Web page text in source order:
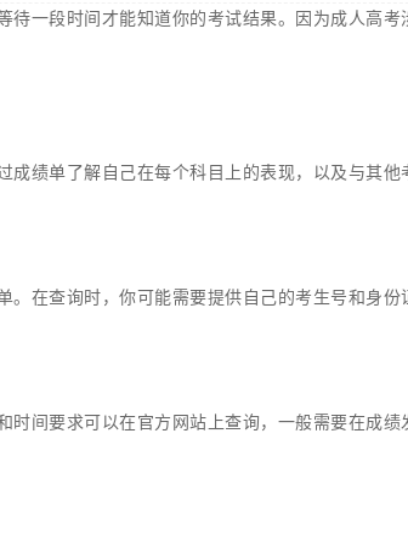
一段时间才能知道你的考试结果。因为成人高考
绩单了解自己在每个科目上的表现，以及与其他
在查询时，你可能需要提供自己的考生号和身份
间要求可以在官方网站上查询，一般需要在成绩